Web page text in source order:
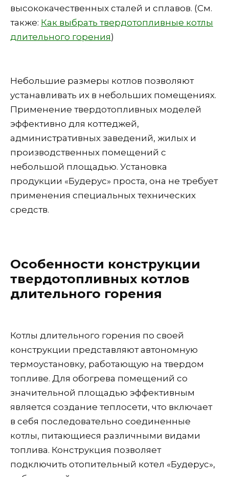
высококачественных сталей и сплавов. (См.
также: Как выбрать твердотопливные котлы
длительного горения)
Небольшие размеры котлов позволяют
устанавливать их в небольших помещениях.
Применение твердотопливных моделей
эффективно для коттеджей,
административных заведений, жилых и
производственных помещений с
небольшой площадью. Установка
продукции «Будерус» проста, она не требует
применения специальных технических
средств.
Особенности конструкции
твердотопливных котлов
длительного горения
Котлы длительного горения по своей
конструкции представляют автономную
термоустановку, работающую на твердом
топливе. Для обогрева помещений со
значительной площадью эффективным
является создание теплосети, что включает
в себя последовательно соединенные
котлы, питающиеся различными видами
топлива. Конструкция позволяет
подключить отопительный котел «Будерус»,